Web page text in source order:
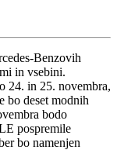
Benzovih
in vsebini.
24. in 25. novembra,
bo deset modnih
bodo
pospremile
bo namenjen